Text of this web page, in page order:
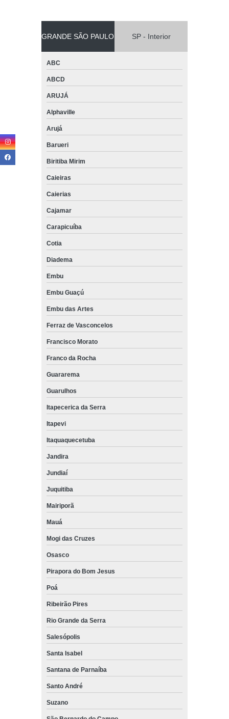
GRANDE SÃO PAULO SP - Interior
ABC
ABCD
ARUJÁ
Alphaville
Arujá
Barueri
Biritiba Mirim
Caieiras
Caierias
Cajamar
Carapicuíba
Cotia
Diadema
Embu
Embu Guaçú
Embu das Artes
Ferraz de Vasconcelos
Francisco Morato
Franco da Rocha
Guararema
Guarulhos
Itapecerica da Serra
Itapevi
Itaquaquecetuba
Jandira
Jundiaí
Juquitiba
Mairiporã
Mauá
Mogi das Cruzes
Osasco
Pirapora do Bom Jesus
Poá
Ribeirão Pires
Rio Grande da Serra
Salesópolis
Santa Isabel
Santana de Parnaíba
Santo André
Suzano